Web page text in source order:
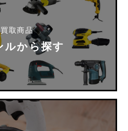
買取商品
ルから探す